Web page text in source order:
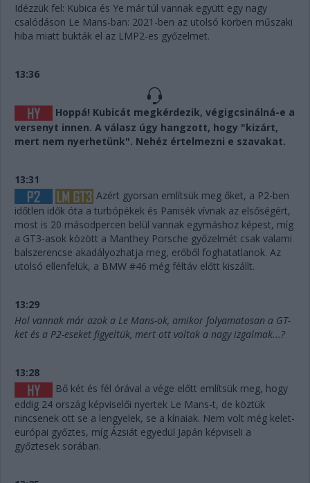
Idézzük fel: Kubica és Ye már túl vannak együtt egy nagy
csalódáson Le Mans-ban: 2021-ben az utolsó körben műszaki
hiba miatt bukták el az LMP2-es győzelmet.
13:36
Hoppá! Kubicát megkérdezik, végigcsinálná-e a
versenyt innen. A válasz úgy hangzott, hogy "kizárt,
mert nem nyerhetünk". Nehéz értelmezni e szavakat.
13:31
Azért gyorsan említsük meg őket, a P2-ben
időtlen idők óta a turbópékek és Panisék vívnak az elsőségért,
most is 20 másodpercen belül vannak egymáshoz képest, míg
a GT3-asok között a Manthey Porsche győzelmét csak valami
balszerencse akadályozhatja meg, erőből foghatatlanok. Az
utolsó ellenfelük, a BMW #46 még féltáv előtt kiszállt.
13:29
Hol vannak már azok a Le Mans-ok, amikor folyamatosan a GT-
ket és a P2-eseket figyeltük, mert ott voltak a nagy izgalmak...?
13:28
Bő két és fél órával a vége előtt említsük meg, hogy
eddig 24 ország képviselői nyertek Le Mans-t, de köztük
nincsenek ott se a lengyelek, se a kínaiak. Nem volt még kelet-
európai győztes, míg Ázsiát egyedül Japán képviseli a
győztesek sorában.